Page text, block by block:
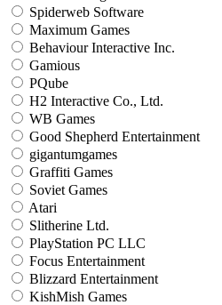
Spiderweb Software
Maximum Games
Behaviour Interactive Inc.
Gamious
PQube
H2 Interactive Co., Ltd.
WB Games
Good Shepherd Entertainment
gigantumgames
Graffiti Games
Soviet Games
Atari
Slitherine Ltd.
PlayStation PC LLC
Focus Entertainment
Blizzard Entertainment
KishMish Games